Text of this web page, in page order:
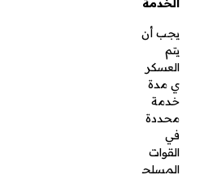
محددة في
القوات
المسلحة
لكي يكون
مؤهلاً
للتقاعد
المبكر،
في معظم
الحالات